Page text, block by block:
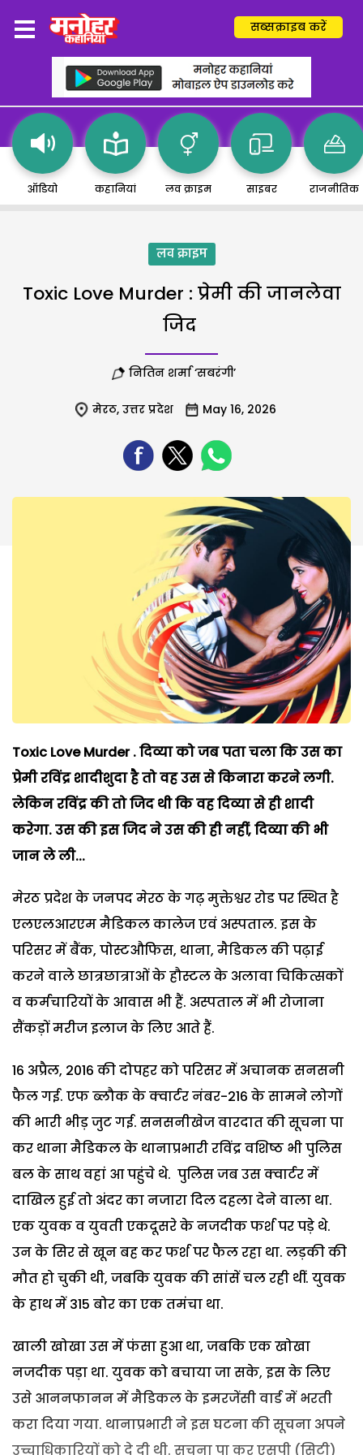
सब्सक्राइब करें
ऑडियो कहानियां लव क्राइम साइबर राजनीतिक
लव क्राइम
Toxic Love Murder : प्रेमी की जानलेवा
जिद
नितिन शर्मा ‘सबरंगी’
मेरठ, उत्तर प्रदेश May 16, 2026
Toxic Love Murder . दिव्या को जब पता चला कि उस का
प्रेमी रविंद्र शादीशुदा है तो वह उस से किनारा करने लगी.
लेकिन रविंद्र की तो जिद थी कि वह दिव्या से ही शादी
करेगा. उस की इस जिद ने उस की ही नहीं, दिव्या की भी
जान ले ली...
मेरठ प्रदेश के जनपद मेरठ के गढ़ मुक्तेश्वर रोड पर स्थित है
एलएलआरएम मैडिकल कालेज एवं अस्पताल. इस के
परिसर में बैंक, पोस्टऔफिस, थाना, मैडिकल की पढ़ाई
करने वाले छात्रछात्राओं के हौस्टल के अलावा चिकित्सकों
व कर्मचारियों के आवास भी हैं. अस्पताल में भी रोजाना
सैंकड़ों मरीज इलाज के लिए आते हैं.
16 अप्रैल, 2016 की दोपहर को परिसर में अचानक सनसनी
फैल गई. एफ ब्लौक के क्वार्टर नंबर-216 के सामने लोगों
की भारी भीड़ जुट गई. सनसनीखेज वारदात की सूचना पा
कर थाना मैडिकल के थानाप्रभारी रविंद्र वशिष्ठ भी पुलिस
बल के साथ वहां आ पहुंचे थे. पुलिस जब उस क्वार्टर में
दाखिल हुई तो अंदर का नजारा दिल दहला देने वाला था.
एक युवक व युवती एकदूसरे के नजदीक फर्श पर पड़े थे.
उन के सिर से खून बह कर फर्श पर फैल रहा था. लड़की की
मौत हो चुकी थी, जबकि युवक की सांसें चल रही थीं. युवक
के हाथ में 315 बोर का एक तमंचा था.
खाली खोखा उस में फंसा हुआ था, जबकि एक खोखा
नजदीक पड़ा था. युवक को बचाया जा सके, इस के लिए
उसे आननफानन में मैडिकल के इमरजेंसी वार्ड में भरती
करा दिया गया. थानाप्रभारी ने इस घटना की सूचना अपने
उच्चाधिकारियों को दे दी थी. सूचना पा कर एसपी (सिटी)